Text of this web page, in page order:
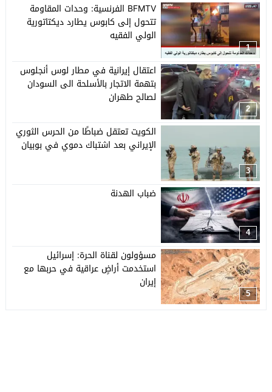
1
BFMTV الفرنسية: وحدات المقاومة
تتحول إلى كابوس يطارد ديكتاتورية
الولي الفقيه
2
اعتقال إيرانية في مطار لوس أنجلوس
بتهمة الاتجار بالأسلحة الى السودان
لصالح طهران
3
الكويت تعتقل ضباطًا من الحرس الثوري
الإيراني بعد اشتباك دموي في بوبيان
4
ضباب الهدنة
5
مسؤولون لقناة الحرة: إسرائيل
استخدمت أراضٍ عراقية في حربها مع
إيران